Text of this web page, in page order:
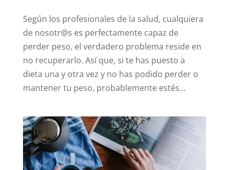
Según los profesionales de la salud, cualquiera
de nosotr@s es perfectamente capaz de
perder peso, el verdadero problema reside en
no recuperarlo. Así que, si te has puesto a
dieta una y otra vez y no has podido perder o
mantener tu peso, probablemente estés...